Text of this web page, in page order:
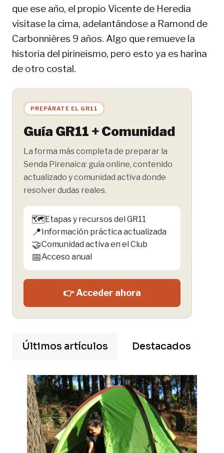
que ese año, el propio Vicente de Heredia
visitase la cima, adelantándose a Ramond de
Carbonnières 9 años. Algo que remueve la
historia del pirineismo, pero esto ya es harina
de otro costal.
PREPÁRATE EL GR11
Guía GR11 + Comunidad
La forma más completa de preparar la
Senda Pirenaica: guía online, contenido
actualizado y comunidad activa donde
resolver dudas reales.
🗺️Etapas y recursos del GR11
📍Información práctica actualizada
🤝Comunidad activa en el Club
📅Acceso anual
👉 Acceder ahora
Últimos artículos Destacados